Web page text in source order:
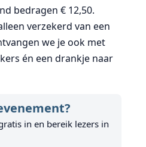
bedragen € 12,50.
verzekerd van een
we je ook met
én een drankje naar
in en bereik lezers in